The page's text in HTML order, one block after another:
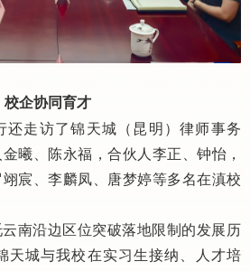
校企协同育才
还走访了锦天城（昆明）律师事务
曦、陈永福，合伙人李正、钟怡，
宸、李麟凤、唐梦婷等多名在滇校
南沿边区位突破落地限制的发展历
天城与我校在实习生接纳、人才培